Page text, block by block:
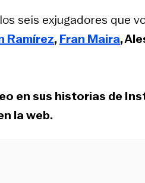
seis exjugadores que
Ramírez,Fran Maira,
en sus historias de
la web.